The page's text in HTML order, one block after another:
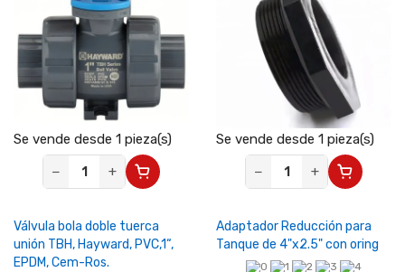
Se vende desde 1 pieza(s)
−
+
Válvula bola doble tuerca
unión TBH, Hayward, PVC,1“,
EPDM, Cem-Ros.
Se vende desde 1 pieza(s)
−
+
Adaptador Reducción para
Tanque de 4"x2.5" con oring